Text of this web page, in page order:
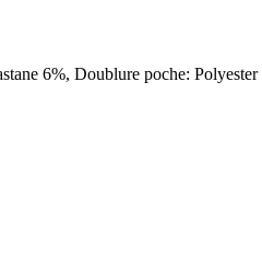
6%, Doublure poche: